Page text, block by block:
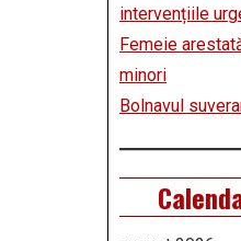
intervențiile
Femeie
minori
Bolnavul